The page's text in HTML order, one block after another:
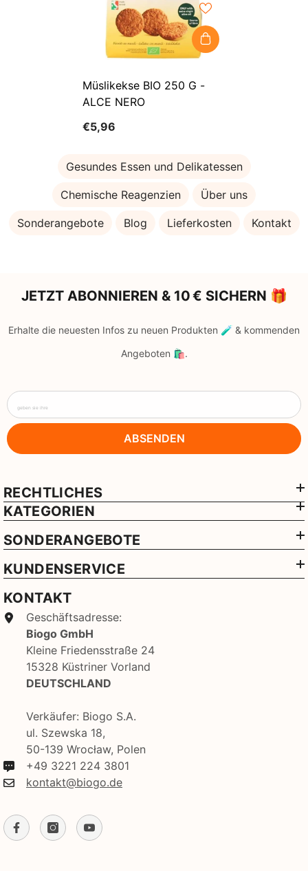
Müslikekse BIO 250 G -
ALCE NERO
€5,96
Gesundes Essen und Delikatessen
Chemische Reagenzien Über uns
Sonderangebote Blog Lieferkosten Kontakt
JETZT ABONNIEREN & 10 € SICHERN 🎁
Erhalte die neuesten Infos zu neuen Produkten 🧪 & kommenden
Angeboten 🛍️.
geben sie ihre
ABSENDEN
RECHTLICHES
KATEGORIEN
SONDERANGEBOTE
KUNDENSERVICE
KONTAKT
Geschäftsadresse:
Biogo GmbH
Kleine Friedensstraße 24
15328 Küstriner Vorland
DEUTSCHLAND
Verkäufer: Biogo S.A.
ul. Szewska 18,
50-139 Wrocław, Polen
+49 3221 224 3801
kontakt@biogo.de